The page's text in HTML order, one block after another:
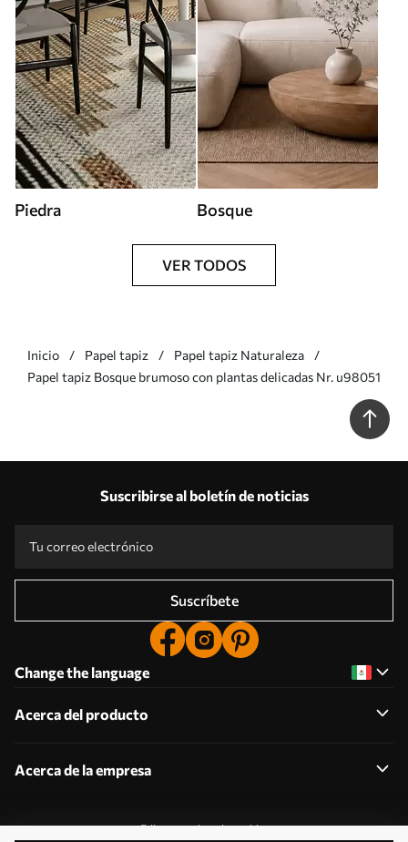
Piedra Bosque
VER TODOS
Inicio Papel tapiz
Papel tapiz Naturaleza
Papel tapiz Bosque brumoso con plantas delicadas Nr. u98051
Suscribirse al boletín de noticias
Suscríbete
Change the language
Acerca del producto
Acerca de la empresa
Editar permisos de cookies